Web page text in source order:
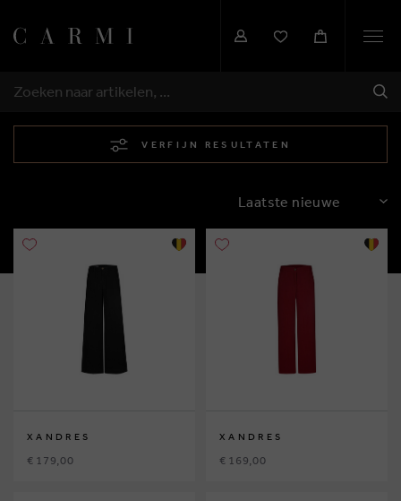
ZOEKEN
VERFIJN RESULTATEN
SORTEREN
XANDRES
€ 179,00
XANDRES
€ 169,00